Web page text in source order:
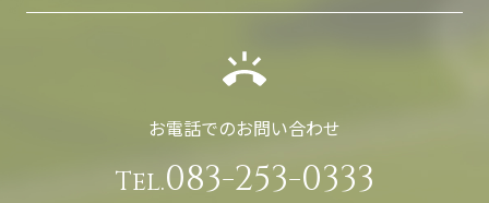
お電話でのお問い合わせ
Tel.083-253-0333